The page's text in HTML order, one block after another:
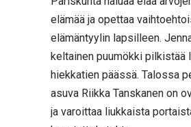
elämää ja opettaa
elämäntyylin lapsilleen.
keltainen puumökki pilkistää
hiekkatien päässä. Talossa
asuva Riikka Tanskanen on
ja varoittaa liukkaista